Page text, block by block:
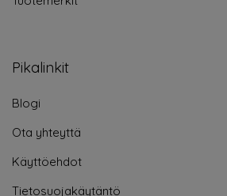
Pikalinkit
Blogi
Ota yhteyttä
Käyttöehdot
Tietosuojakäytäntö